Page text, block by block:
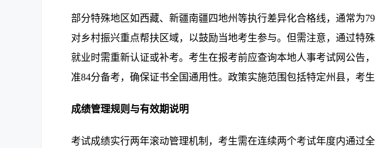
部分特殊地区如西藏、新疆南疆四地州等执行差异化合格线，通常为
对乡村振兴重点帮扶区域，以鼓励当地考生参与。但需注意，通过特
就业时需重新认证或补考。考生在报考前应查询本地人事考试网公告
准84分备考，确保证书全国通用性。政策实施范围包括特定州县，考
成绩管理规则与有效期说明
考试成绩实行两年滚动管理机制，考生需在连续两个考试年度内通过